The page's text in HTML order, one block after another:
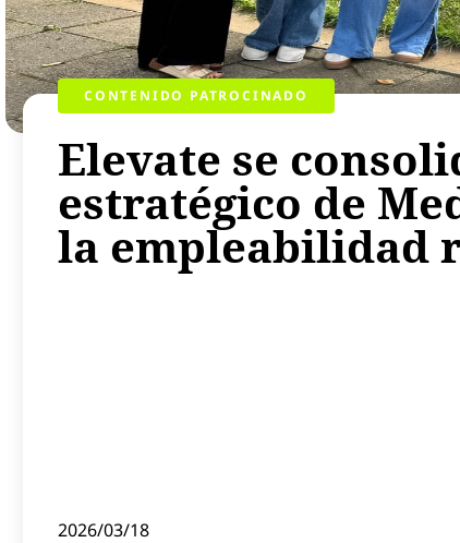
CONTENIDO PATROCINADO
Elevate se
estratégico de
la empleabilidad
2026/03/18